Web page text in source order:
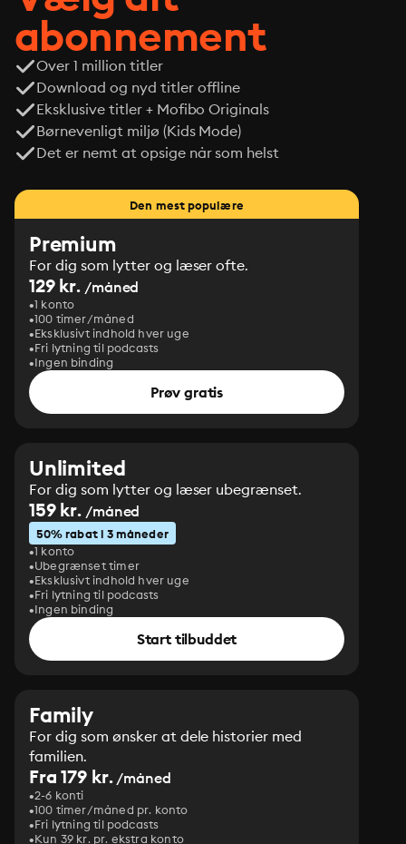
abonnement
Over 1 million titler
Download og nyd titler offline
Eksklusive titler + Mofibo Originals
Børnevenligt miljø (Kids Mode)
Det er nemt at opsige når som helst
Den mest populære
Premium
For dig som lytter og læser ofte.
129 kr. /måned
1 konto
100 timer/måned
Eksklusivt indhold hver uge
Fri lytning til podcasts
Ingen binding
Prøv gratis
Unlimited
For dig som lytter og læser ubegrænset.
159 kr. /måned
50% rabat i 3 måneder
1 konto
Ubegrænset timer
Eksklusivt indhold hver uge
Fri lytning til podcasts
Ingen binding
Start tilbuddet
Family
For dig som ønsker at dele historier med
familien.
Fra 179 kr./måned
2-6 konti
100 timer/måned pr. konto
Fri lytning til podcasts
Kun 39 kr. pr. ekstra konto